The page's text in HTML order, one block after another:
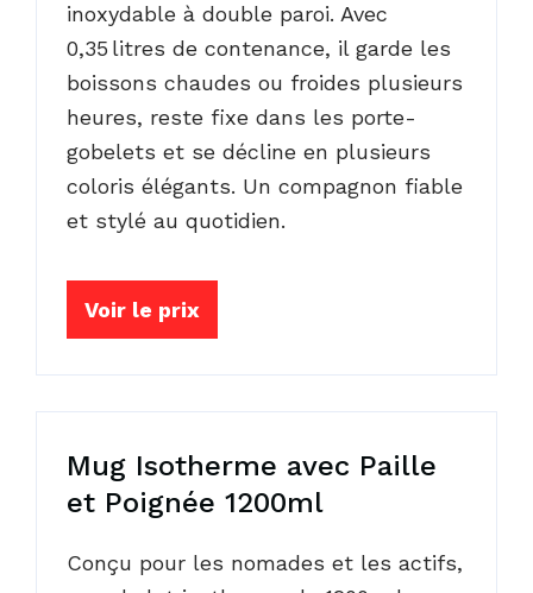
inoxydable à double paroi. Avec
0,35 litres de contenance, il garde les
boissons chaudes ou froides plusieurs
heures, reste fixe dans les porte-
gobelets et se décline en plusieurs
coloris élégants. Un compagnon fiable
et stylé au quotidien.
Voir le prix
Mug Isotherme avec Paille
et Poignée 1200ml
Conçu pour les nomades et les actifs,